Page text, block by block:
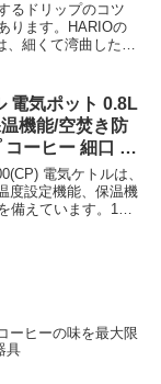
るドリップのコツ
ります。HARIOの
、細くて湾曲した注
火やIHにも対応して
にぴったりのプレゼ
電気ポット 0.8L
機能/空焚き防
コーヒー 細口 カ
電気ケトルは、
度設定機能、保温機
備えています。1度
。この電気ケトルは
ーで、スタイリッシ
ーヒーの味を最大限
具